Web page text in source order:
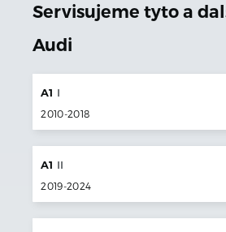
Servisujeme tyto a
Audi
A1 I
2010-2018
A1 II
2019-2024